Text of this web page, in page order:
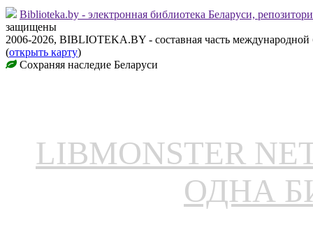
Biblioteka.by - электронная библиотека Беларуси,
защищены
2006-2026, BIBLIOTEKA.BY - составная часть
(открыть карту)
Сохраняя наследие Беларуси
LIBMONSTER
ОДНА